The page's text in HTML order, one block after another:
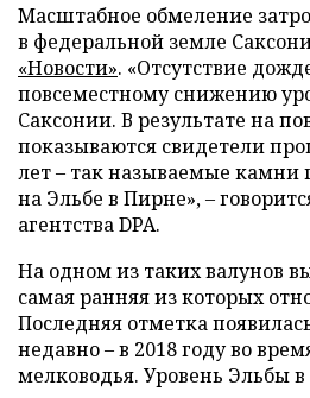
Масштабное обмеление
в федеральной земле
«Новости». «Отсутствие
повсеместному снижению
Саксонии. В результате на
показываются свидетели
лет – так называемые камни
на Эльбе в Пирне», –
агентства DPA.
На одном из таких валунов
самая ранняя из которых
Последняя отметка
недавно – в 2018 году во
мелководья. Уровень Эльбы